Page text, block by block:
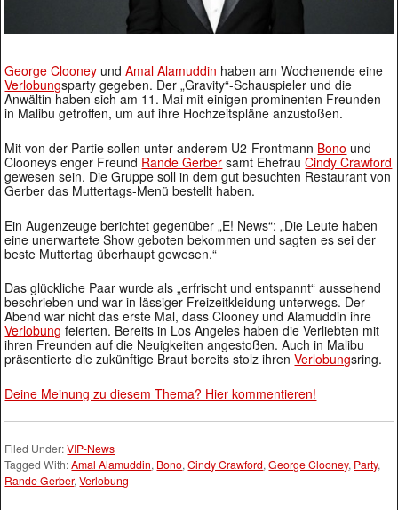
George Clooney undAmal Alamuddin haben am Wochenende eine
Verlobungsparty gegeben. Der „Gravity“-Schauspieler und die
Anwältin haben sich am 11. Mai mit einigen prominenten Freunden
in Malibu getroffen, um auf ihre Hochzeitspläne anzustoßen.
Mit von der Partie sollen unter anderem U2-Frontmann Bono und
Clooneys enger Freund Rande Gerber samt EhefrauCindy Crawford
gewesen sein. Die Gruppe soll in dem gut besuchten Restaurant von
Gerber das Muttertags-Menü bestellt haben.
Ein Augenzeuge berichtet gegenüber „E! News“: „Die Leute haben
eine unerwartete Show geboten bekommen und sagten es sei der
beste Muttertag überhaupt gewesen.“
Das glückliche Paar wurde als „erfrischt und entspannt“ aussehend
beschrieben und war in lässiger Freizeitkleidung unterwegs. Der
Abend war nicht das erste Mal, dass Clooney und Alamuddin ihre
Verlobung feierten. Bereits in Los Angeles haben die Verliebten mit
ihren Freunden auf die Neuigkeiten angestoßen. Auch in Malibu
präsentierte die zukünftige Braut bereits stolz ihrenVerlobungsring.
Deine Meinung zu diesem Thema? Hier kommentieren!
Filed Under:VIP-News
Tagged With:Amal Alamuddin, Bono,Cindy Crawford,George Clooney, Party,
Rande Gerber,Verlobung